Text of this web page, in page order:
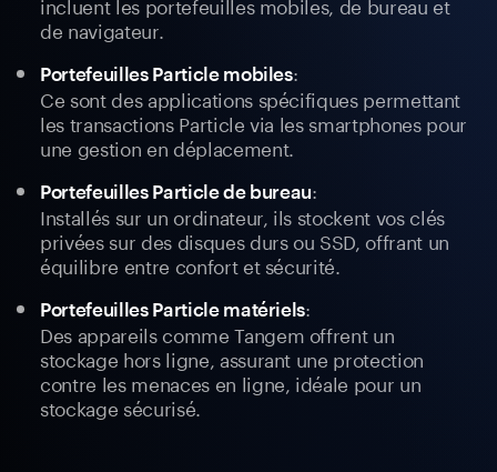
de navigateur.
Portefeuilles Particle mobiles:
Ce sont des applications spécifiques permettant
les transactions Particle via les smartphones pour
une gestion en déplacement.
Portefeuilles Particle de bureau:
Installés sur un ordinateur, ils stockent vos clés
privées sur des disques durs ou SSD, offrant un
équilibre entre confort et sécurité.
Portefeuilles Particle matériels:
Des appareils comme Tangem offrent un
stockage hors ligne, assurant une protection
contre les menaces en ligne, idéale pour un
stockage sécurisé.